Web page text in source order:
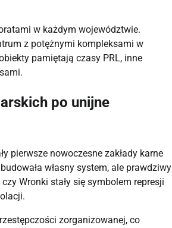
w każdym województwie.
z potężnymi kompleksami w
pamiętają czasy PRL, inne
po unijne
pierwsze nowoczesne zakłady karne
własny system, ale prawdziwy
Wronki stały się symbolem represji
zorganizowanej, co